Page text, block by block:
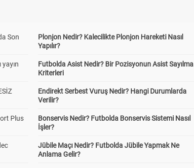
Son
Plus
Plonjon Nedir? Kalecilikte Plonjon Hareketi Nasıl
Yapılır?
Futbolda Asist Nedir? Bir Pozisyonun Asist Sayılma
Kriterleri
Endirekt Serbest Vuruş Nedir? Hangi Durumlarda
Verilir?
Bonservis Nedir? Futbolda Bonservis Sistemi Nasıl
İşler?
Jübile Maçı Nedir? Futbolda Jübile Yapmak Ne
Anlama Gelir?